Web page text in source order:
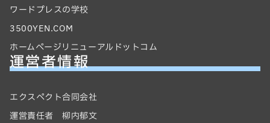
ワードプレスの学校
3500YEN.COM
ホームページリニューアルドットコム
運営者情報
エクスペクト合同会社
運営責任者 柳内郁文